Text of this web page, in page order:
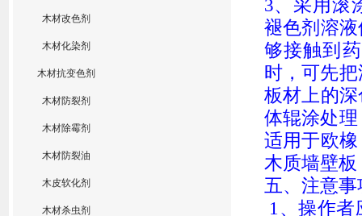
木材改色剂
木材化染剂
木材抗变色剂
木材防裂剂
木材除霉剂
木材防裂油
木皮软化剂
木材杀虫剂
3、采用滚
褪色剂 溶
够接触到
时，可先
板材上的
体辊涂处
适用于欧
木质墙壁
五、注意事
1、操作